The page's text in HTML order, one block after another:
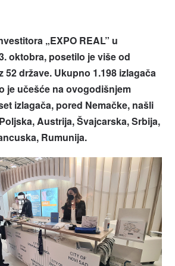
„EXPO REAL” u
oktobra, posetilo je više od
52 države. Ukupno 1.198 izlagača
je učešće na ovogodišnjem
izlagača, pored Nemačke, našli
Austrija, Švajcarska, Srbija,
Rumunija.